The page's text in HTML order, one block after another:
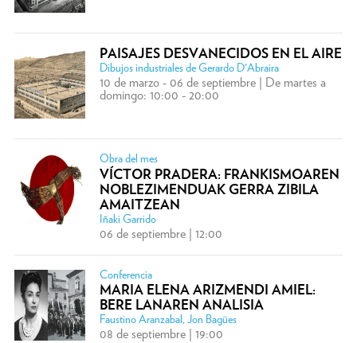
PAISAJES DESVANECIDOS EN EL AIRE
Dibujos industriales de Gerardo D'Abraira
10 de marzo - 06 de septiembre | De martes a
domingo: 10:00 - 20:00
Obra del mes
VÍCTOR PRADERA: FRANKISMOAREN
NOBLEZIMENDUAK GERRA ZIBILA
AMAITZEAN
Iñaki Garrido
06 de septiembre | 12:00
Conferencia
MARIA ELENA ARIZMENDI AMIEL:
BERE LANAREN ANALISIA
Faustino Aranzabal, Jon Bagües
08 de septiembre | 19:00